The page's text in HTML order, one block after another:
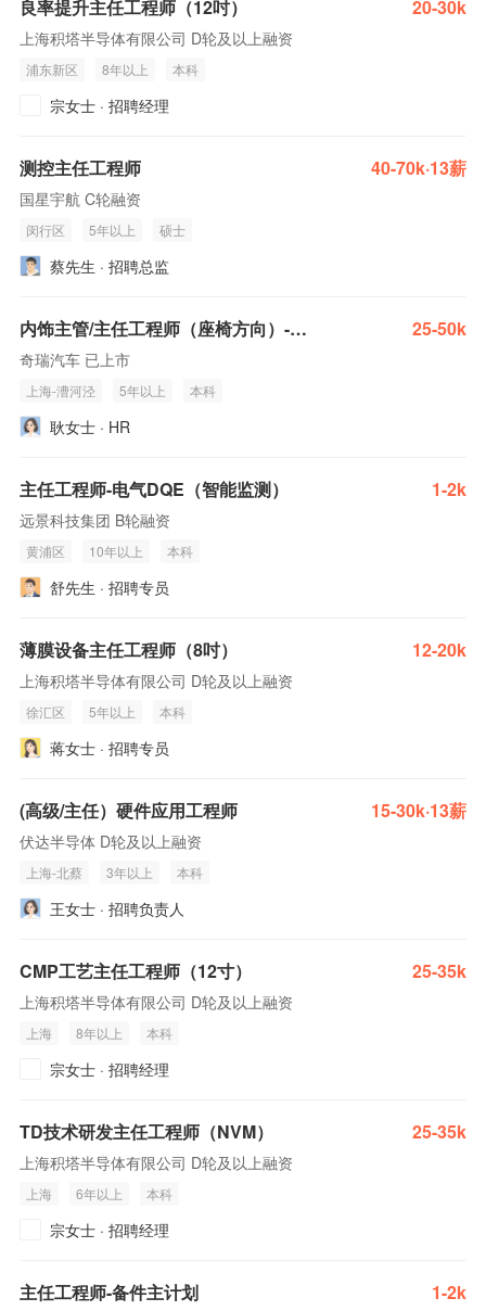
良率提升主任工程师（12吋） 20-30k
上海积塔半导体有限公司 D轮及以上融资
浦东新区 8年以上 本科
宗女士 · 招聘经理
测控主任工程师 40-70k·13薪
国星宇航 C轮融资
闵行区 5年以上 硕士
蔡先生 · 招聘总监
内饰主管/主任工程师（座椅方向）-智界汽车 25-50k
奇瑞汽车 已上市
上海-漕河泾 5年以上 本科
耿女士 · HR
主任工程师-电气DQE（智能监测） 1-2k
远景科技集团 B轮融资
黄浦区 10年以上 本科
舒先生 · 招聘专员
薄膜设备主任工程师（8吋） 12-20k
上海积塔半导体有限公司 D轮及以上融资
徐汇区 5年以上 本科
蒋女士 · 招聘专员
(高级/主任）硬件应用工程师 15-30k·13薪
伏达半导体 D轮及以上融资
上海-北蔡 3年以上 本科
王女士 · 招聘负责人
CMP工艺主任工程师（12寸） 25-35k
上海积塔半导体有限公司 D轮及以上融资
上海 8年以上 本科
宗女士 · 招聘经理
TD技术研发主任工程师（NVM） 25-35k
上海积塔半导体有限公司 D轮及以上融资
上海 6年以上 本科
宗女士 · 招聘经理
主任工程师-备件主计划 1-2k